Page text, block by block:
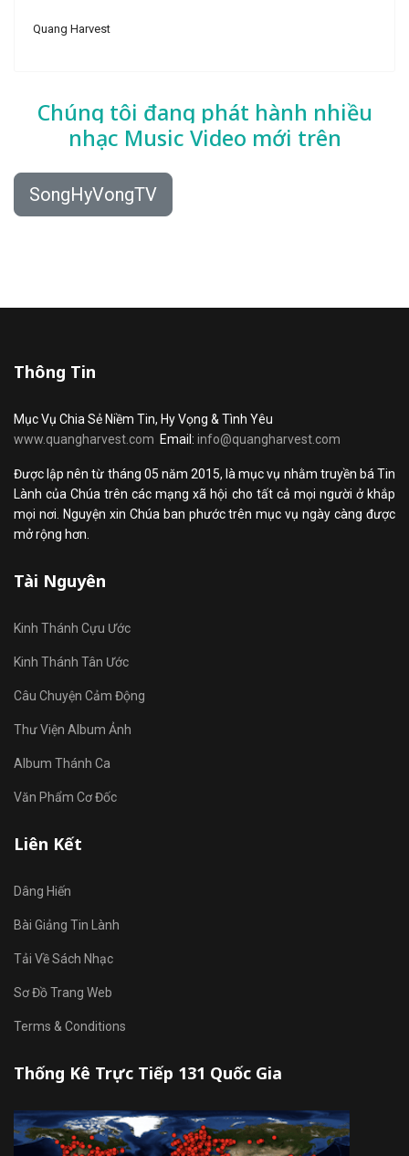
Quang Harvest
Chúng tôi đang phát hành nhiều
nhạc Music Video mới trên
SongHyVongTV
Thông Tin
Mục Vụ Chia Sẻ Niềm Tin, Hy Vọng & Tình Yêu
www.quangharvest.com Email: info@quangharvest.com
Được lập nên từ tháng 05 năm 2015, là mục vụ nhằm truyền bá Tin
Lành của Chúa trên các mạng xã hội cho tất cả mọi người ở khắp
mọi nơi. Nguyện xin Chúa ban phước trên mục vụ ngày càng được
mở rộng hơn.
Tài Nguyên
Kinh Thánh Cựu Ước
Kinh Thánh Tân Ước
Câu Chuyện Cảm Động
Thư Viện Album Ảnh
Album Thánh Ca
Văn Phẩm Cơ Đốc
Liên Kết
Dâng Hiến
Bài Giảng Tin Lành
Tải Về Sách Nhạc
Sơ Đồ Trang Web
Terms & Conditions
Thống Kê Trực Tiếp 131 Quốc Gia